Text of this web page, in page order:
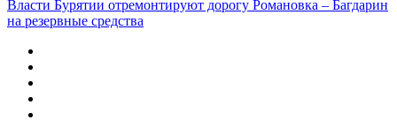
Власти Бурятии отремонтируют дорогу Романовка – Багдарин
на резервные средства